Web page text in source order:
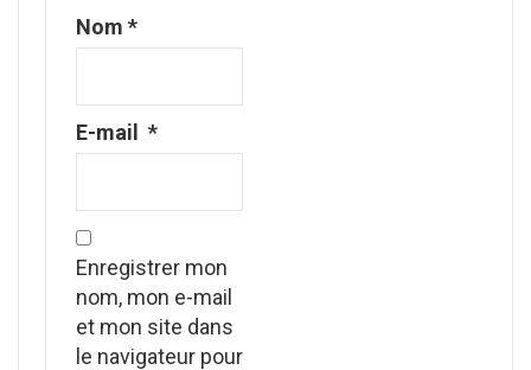
Nom *
E-mail *
Enregistrer mon
nom, mon e-mail
et mon site dans
le navigateur pour